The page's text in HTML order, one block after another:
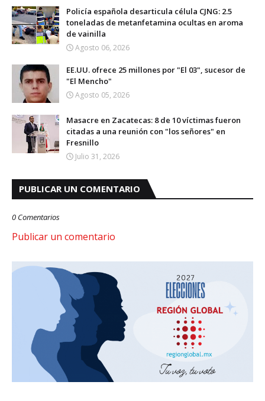
Policía española desarticula célula CJNG: 2.5
toneladas de metanfetamina ocultas en aroma
de vainilla
Agosto 06, 2026
EE.UU. ofrece 25 millones por "El 03", sucesor de
"El Mencho"
Agosto 05, 2026
Masacre en Zacatecas: 8 de 10 víctimas fueron
citadas a una reunión con "los señores" en
Fresnillo
Julio 31, 2026
PUBLICAR UN COMENTARIO
0 Comentarios
Publicar un comentario